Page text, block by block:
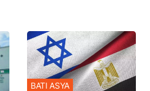
BATI ASYA